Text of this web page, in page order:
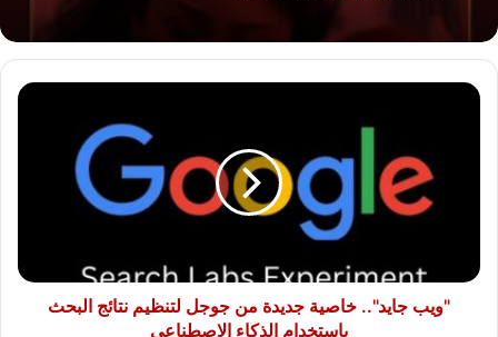
"ويب
البحث
باستخدام"ويب جايد".. خاصية جديدة من جوجل لتنظيم نتائج البحث
باستخدام الذكاء الاصطناعي